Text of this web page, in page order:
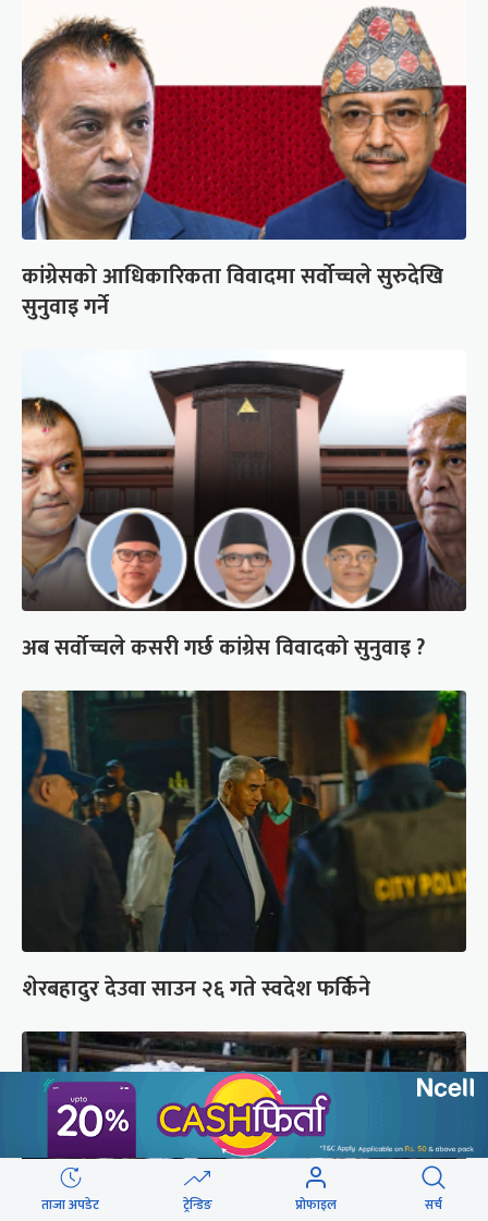
कांग्रेसको आधिकारिकता विवादमा सर्वोच्चले सुरुदेखि
सुनुवाइ गर्ने
अब सर्वोच्चले कसरी गर्छ कांग्रेस विवादको सुनुवाइ ?
शेरबहादुर देउवा साउन २६ गते स्वदेश फर्किने
ताजा अपडेट ट्रेन्डिङ प्रोफाइल सर्च